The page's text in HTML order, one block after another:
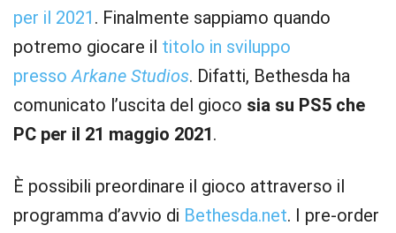
per il 2021 . Finalmente sappiamo quando
potremo giocare il titolo in sviluppo
pressoArkane Studios. Difatti, Bethesda ha
comunicato l’uscita del gioco sia su PS5 che
PC per il 21 maggio 2021.
È possibili preordinare il gioco attraverso il
programma d’avvio di Bethesda.net. I pre-order